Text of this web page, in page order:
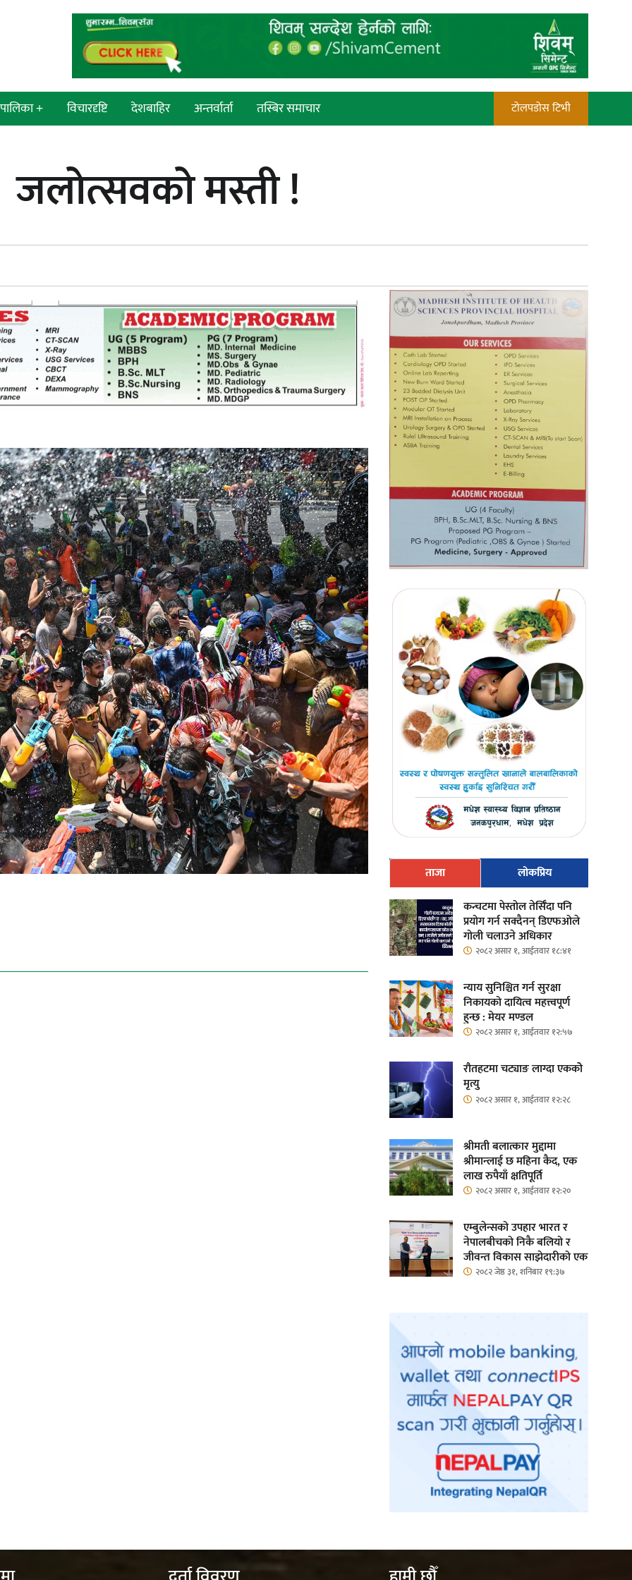
+
प्रदेश
प्रदेश
प्रदेश
प्रदेश
विचारदृष्टि देशबाहिर अन्तर्वार्ता तस्बिर समाचार टोलपडोस टिभी
न्याय सुनिश्चित गर्न सुरक्षा निकायको
दायित्व महत्त्वपूर्ण हुन्छ : मेयर मण्डल
निकै बलियो र जीवन्त विकास
साझेदारीको एक हिस्सा : नियोग उपप्रमुख
श्रीवास्तव
भयो : जनमत पत्रकार संघ
नदी अधिकारका ती कानुनी पाटा, जसले
बनाउँछ नदीलाई संरक्षण हकदार
प्रतिस्पर्धाबिनाको नियुक्ति बदरबारे
अन्तरिम आदेश निक्र्योल गर्न असार ६ मा
पेसी
जलोत्सवको मस्ती !
ताजा
लोकप्रिय
कन्चटमा पेस्तोल तेर्सिँदा पनि
प्रयोग गर्न सक्दैनन् डिएफओले
गोली चलाउने अधिकार
२०८२ असार १, आईतवार १८:४१
न्याय सुनिश्चित गर्न सुरक्षा
निकायको दायित्व महत्त्वपूर्ण
हुन्छ : मेयर मण्डल
२०८२ असार १, आईतवार १२:५७
रौतहटमा चट्याङ लाग्दा एककोे
मृत्यु
२०८२ असार १, आईतवार १२:२८
श्रीमती बलात्कार मुद्दामा
श्रीमान्लाई छ महिना कैद, एक
लाख रुपैयाँ क्षतिपूर्ति
२०८२ असार १, आईतवार १२:२०
एम्बुलेन्सको उपहार भारत र
नेपालबीचको निकै बलियो र
जीवन्त विकास साझेदारीको एक
हिस्सा : नियोग उपप्रमुख
२०८२ जेष्ठ ३१, शनिबार १९:३७